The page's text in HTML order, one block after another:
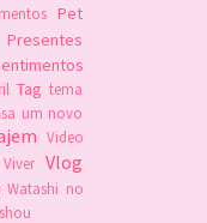
Pet
Presentes
Tag tema
um novo
Video
Viver Vlog
Watashi no